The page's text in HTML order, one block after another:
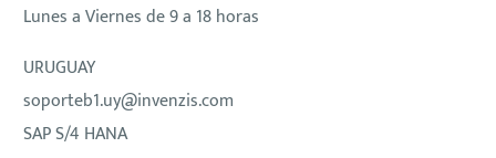
Lunes a Viernes de 9 a 18 horas
URUGUAY
soporteb1.uy@invenzis.com
SAP S/4 HANA